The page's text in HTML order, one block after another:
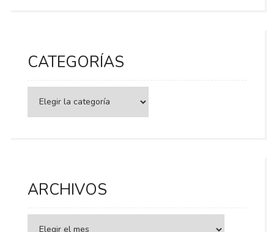
CATEGORÍAS
ARCHIVOS